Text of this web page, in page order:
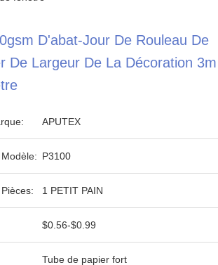
D'abat-Jour De Rouleau De
De Largeur De La Décoration 3m
APUTEX
P3100
1 PETIT PAIN
$0.56-$0.99
Tube de papier fort